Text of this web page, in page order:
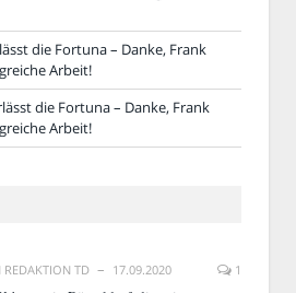
die Fortuna – Danke, Frank
Arbeit!
die Fortuna – Danke, Frank
Arbeit!
REDAKTION TD 17.09.2020 1